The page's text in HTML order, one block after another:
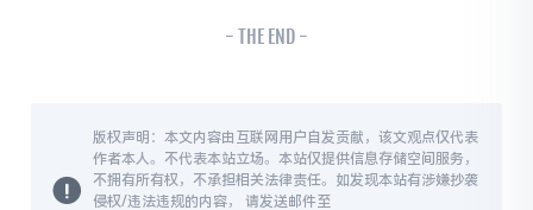
- THE END -
版权声明：本文内容由互联网用户自发贡献，该文观点仅代表
作者本人。不代表本站立场。本站仅提供信息存储空间服务，
不拥有所有权，不承担相关法律责任。如发现本站有涉嫌抄袭
侵权/违法违规的内容， 请发送邮件至